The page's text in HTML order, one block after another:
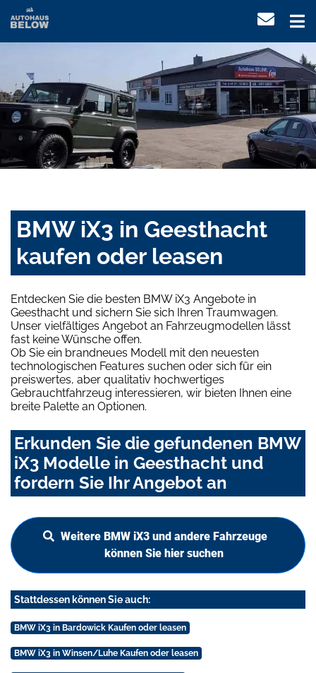
BMW iX3 in Geesthacht
kaufen oder leasen
Entdecken Sie die besten BMW iX3 Angebote in
Geesthacht und sichern Sie sich Ihren Traumwagen.
Unser vielfältiges Angebot an Fahrzeugmodellen lässt
fast keine Wünsche offen.
Ob Sie ein brandneues Modell mit den neuesten
technologischen Features suchen oder sich für ein
preiswertes, aber qualitativ hochwertiges
Gebrauchtfahrzeug interessieren, wir bieten Ihnen eine
breite Palette an Optionen.
Erkunden Sie die gefundenen BMW
iX3 Modelle in Geesthacht und
fordern Sie Ihr Angebot an
Weitere BMW iX3 und andere Fahrzeuge
können Sie hier suchen
Stattdessen können Sie auch:
BMW iX3 in Bardowick Kaufen oder leasen
BMW iX3 in Winsen/Luhe Kaufen oder leasen